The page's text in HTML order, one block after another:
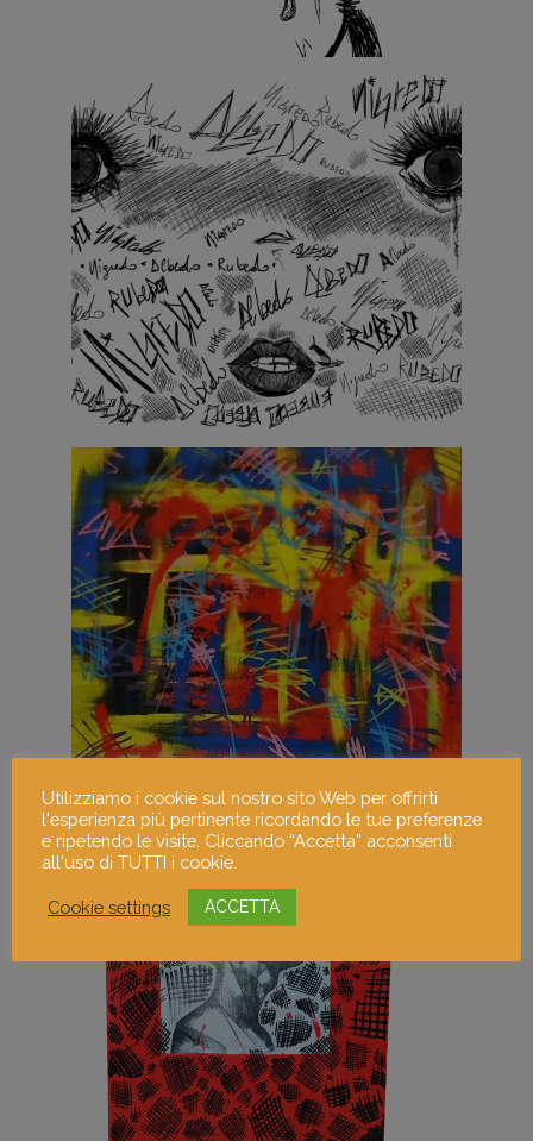
Utilizziamo i cookie sul nostro sito Web per offrirti
l'esperienza più pertinente ricordando le tue preferenze
e ripetendo le visite. Cliccando “Accetta” acconsenti
all'uso di TUTTI i cookie.
Cookie settings ACCETTA